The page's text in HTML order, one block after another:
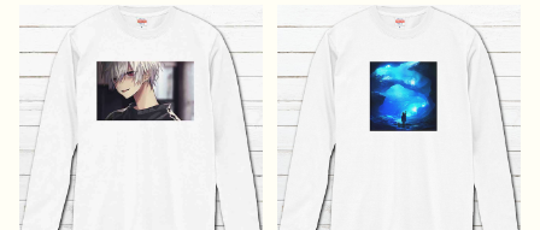
ーツ ピアス 綺麗 風
景 夜景 美しい 景色
メンズ レディース おすす
め 個性的 人気 イラス
トレーター クリエイター
絵師 オリジナル デザイ
ン グッズ 白 長袖Tシャ
ツ ロングtシャツ ロンT
シャツ タイトル：黒野京デ
ーツ ピアス メンズ レ
ディース おすすめ 個性
的 人気 イラストレータ
ー クリエイター 絵師
オリジナル デザイン グッ
ズ 白 長袖Tシャツ ロ
ングtシャツ ロンTシャ
ツ タイトル：黒野京デザイ
ン32 作：黒野京